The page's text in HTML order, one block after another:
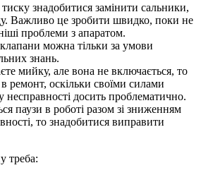
тиску знадобитися замінити сальники,
Важливо це зробити швидко, поки не
проблеми з апаратом.
можна тільки за умови
знань.
мийку, але вона не включається, то
в ремонт, оскільки своїми силами
досить проблематично.
паузи в роботі разом зі зниженням
то знадобитися виправити
треба: